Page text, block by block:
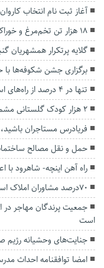
آغاز ثبت نام انتخاب کاروان متقاضیان حج
۱۸ هزار تن تخم‌مرغ و خوراک آبزیان از گنبدکاووس صادر شد
گلایه پرتکرار
برگزاری جشن شکوفه‌ها با حضور ۳۶ هزار دانش‌آموز کلاس
تنها در ۴ درصد از راه‌های ‌استان گلستان روشنایی برقرار است!
۲ هزار کودک گلستانی مشمول طرح امنیت غذایی شدند
فریادرس مستاجران
حمل و نقل مصالح
راه آهن اینچه- شاهرود با
۷٠درصد مشاوران املاک استان گلستان به سامانه کاتب متصل شده اند
جمعیت پرندگان مهاجر
است
جنایت‌های وحشیانه‌ رژیم
امضا توافقنامه احداث